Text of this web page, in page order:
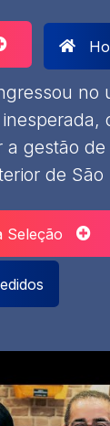
no
a gestão
de São
Seleção